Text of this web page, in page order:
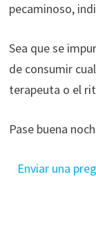
pecaminoso,
Sea que se
de consumir
terapeuta o el
Pase buena
Enviar una